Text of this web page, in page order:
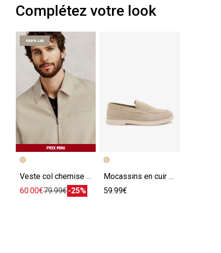
Complétez votre look
Veste col chemise zippée 100% lin
60.00€79.99€-25%
Mocassins en cuir suède
59.99€